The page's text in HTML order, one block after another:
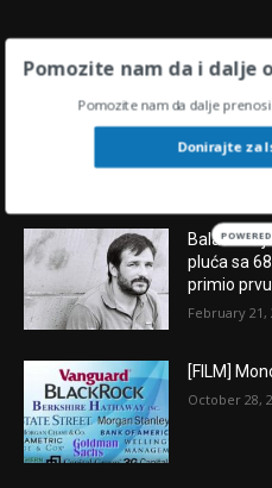
POPULARNE OBJAVE
“U središtu
SVIJET U
November
Balašević
pluća sa
primio
February 21,
[FILM]
October 28,
Pomozite nam da i dalje
Pomozite nam da dalje
Donirajte za